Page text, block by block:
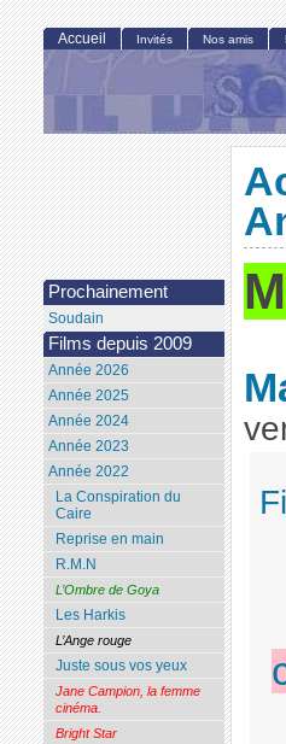
Accueil Invités Nos amis
Prochainement
Soudain
Films depuis 2009
Année 2026
Année 2025
Année 2024
Année 2023
Année 2022
La Conspiration du
Caire
Reprise en main
R.M.N
L’Ombre de Goya
Les Harkis
L’Ange rouge
Juste sous vos yeux
Jane Campion, la femme
cinéma.
Bright Star